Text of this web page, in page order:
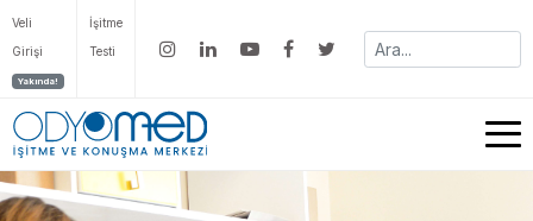
Veli
Girişi
Yakında!
İşitme
Testi